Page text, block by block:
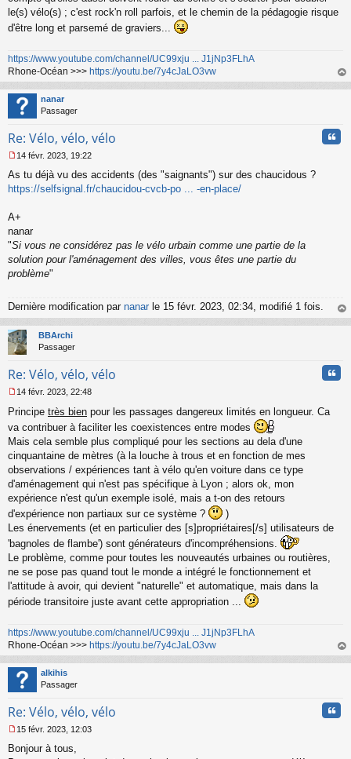
le(s) vélo(s) ; c'est rock'n roll parfois, et le chemin de la pédagogie risque
d'être long et parsemé de graviers...
https://www.youtube.com/channel/UC99xju ... J1jNp3FLhA
Rhone-Océan >>> https://youtu.be/7y4cJaLO3vw
au
nanar
Passager
Re: Vélo, vélo, vélo
e
s
g
e
n
o
n
14 févr. 2023, 19:22
As tu déjà vu des accidents (des "saignants") sur des chaucidous ?
https://selfsignal.fr/chaucidou-cvcb-po ... -en-place/
A+
nanar
"Si vous ne considérez pas le vélo urbain comme une partie de la
solution pour l'aménagement des villes, vous êtes une partie du
problème"
Dernière modification par nanar le 15 févr. 2023, 02:34, modifié 1 fois.
au
BBArchi
Passager
Re: Vélo, vélo, vélo
e
s
a
g
e
n
o
n
l
u
14 févr. 2023, 22:48
Principe très bien pour les passages dangereux limités en longueur. Ca
va contribuer à faciliter les coexistences entre modes
Mais cela semble plus compliqué pour les sections au dela d'une
cinquantaine de mètres (à la louche à trous et en fonction de mes
observations / expériences tant à vélo qu'en voiture dans ce type
d'aménagement qui n'est pas spécifique à Lyon ; alors ok, mon
expérience n'est qu'un exemple isolé, mais a t-on des retours
d'expérience non partiaux sur ce système ?
)
Les énervements (et en particulier des [s]propriétaires[/s] utilisateurs de
'bagnoles de flambe') sont générateurs d'incompréhensions.
Le problème, comme pour toutes les nouveautés urbaines ou routières,
ne se pose pas quand tout le monde a intégré le fonctionnement et
l'attitude à avoir, qui devient "naturelle" et automatique, mais dans la
période transitoire juste avant cette appropriation ...
https://www.youtube.com/channel/UC99xju ... J1jNp3FLhA
Rhone-Océan >>> https://youtu.be/7y4cJaLO3vw
au
alkihis
Passager
Re: Vélo, vélo, vélo
e
15 févr. 2023, 12:03
Bonjour à tous,